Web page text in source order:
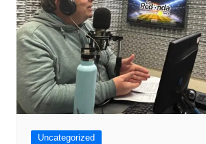
Uncategorized